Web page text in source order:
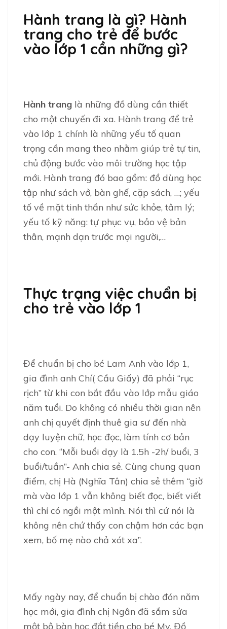
Hành trang là gì? Hành
trang cho trẻ để bước
vào lớp 1 cần những gì?
Hành trang là những đồ dùng cần thiết
cho một chuyến đi xa. Hành trang để trẻ
vào lớp 1 chính là những yếu tố quan
trọng cần mang theo nhằm giúp trẻ tự tin,
chủ động bước vào môi trường học tập
mới. Hành trang đó bao gồm: đồ dùng học
tập như sách vở, bàn ghế, cặp sách, …; yếu
tố về mặt tinh thần như sức khỏe, tâm lý;
yếu tố kỹ năng: tự phục vụ, bảo vệ bản
thân, mạnh dạn trước mọi người,…
Thực trạng việc chuẩn bị
cho trẻ vào lớp 1
Để chuẩn bị cho bé Lam Anh vào lớp 1,
gia đình anh Chí( Cầu Giấy) đã phải “rục
rịch” từ khi con bắt đầu vào lớp mẫu giáo
năm tuổi. Do không có nhiều thời gian nên
anh chị quyết định thuê gia sư đến nhà
dạy luyện chữ, học đọc, làm tính cơ bản
cho con. “Mỗi buổi dạy là 1.5h -2h/ buổi, 3
buổi/tuần”- Anh chia sẻ. Cùng chung quan
điểm, chị Hà (Nghĩa Tân) chia sẻ thêm “giờ
mà vào lớp 1 vẫn không biết đọc, biết viết
thì chỉ có ngồi một mình. Nói thì cứ nói là
không nên chứ thấy con chậm hơn các bạn
xem, bố mẹ nào chả xót xa”.
Mấy ngày nay, để chuẩn bị chào đón năm
học mới, gia đình chị Ngân đã sắm sửa
một bộ bàn học đắt tiền cho bé My. Đồ